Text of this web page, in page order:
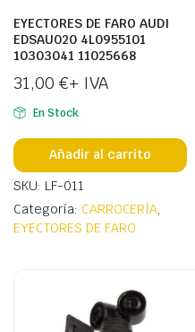
EYECTORES DE FARO AUDI
EDSAU020 4L0955101
10303041 11025668
31,00 €+ IVA
En Stock
Añadir al carrito
SKU: LF-011
Categoría: CARROCERÍA,
EYECTORES DE FARO